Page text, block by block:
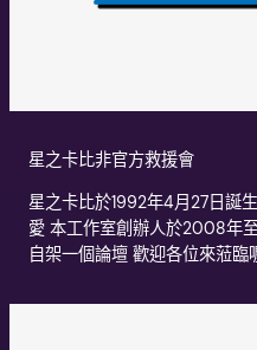
星之卡比非官方救援會
星之卡比於1992年4月27日誕
愛 本工作室創辦人於2008年
自架一個論壇 歡迎各位來蒞臨